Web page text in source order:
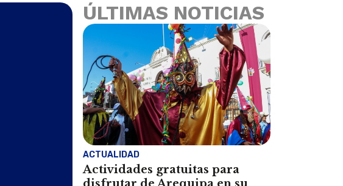
ÚLTIMAS NOTICIAS
ACTUALIDAD
Actividades gratuitas para